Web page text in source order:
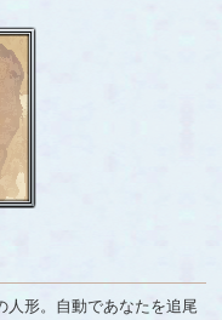
人形。自動であなたを追尾